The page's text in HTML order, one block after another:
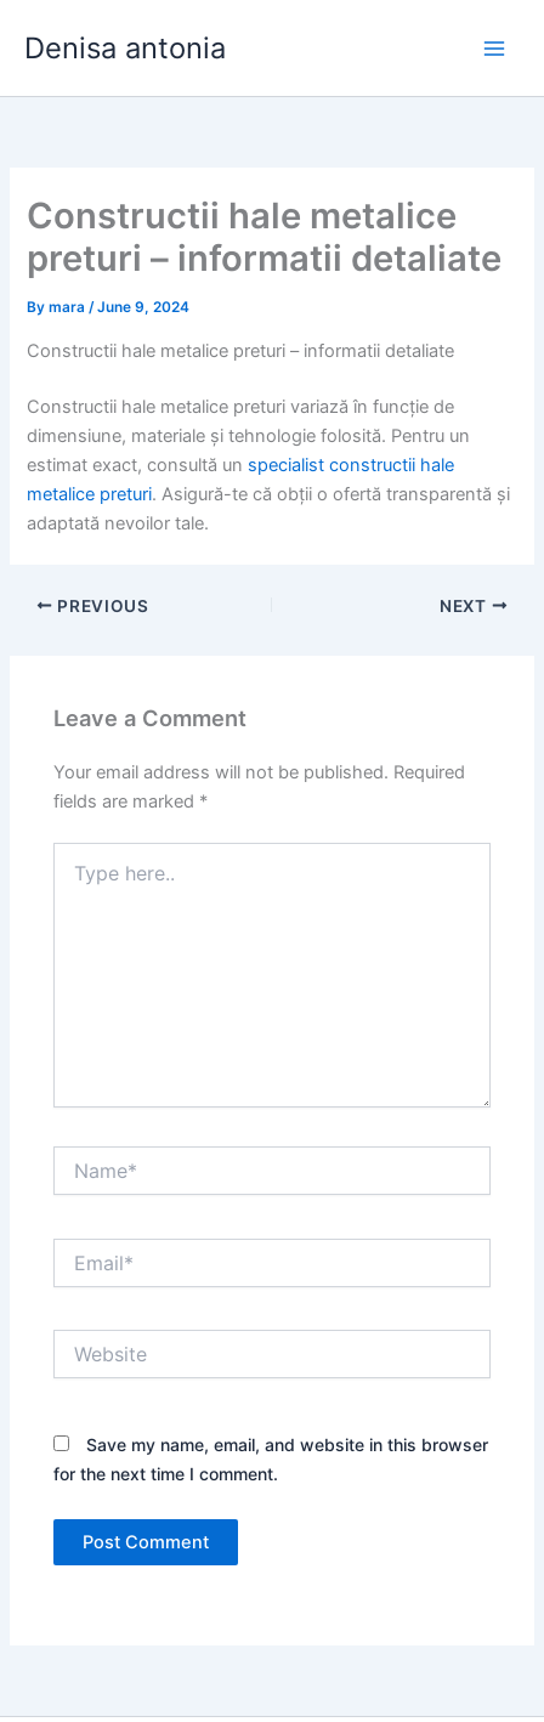
Denisa antonia
Constructii hale metalice
preturi – informatii detaliate
Bymara/June 9, 2024
Constructii hale metalice preturi – informatii detaliate
Constructii hale metalice preturi variază în funcție de
dimensiune, materiale și tehnologie folosită. Pentru un
estimat exact, consultă un specialist constructii hale
metalice preturi. Asigură-te că obții o ofertă transparentă și
adaptată nevoilor tale.
PREVIOUS NEXT
Leave a Comment
Your email address will not be published. Required
fields are marked *
here..
Save my name, email, and website in this browser
for the next time I comment.